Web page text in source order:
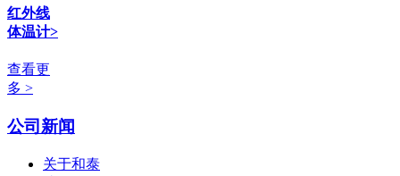
红外线
体温计>
查看更
多 >
公司新闻
关于和泰